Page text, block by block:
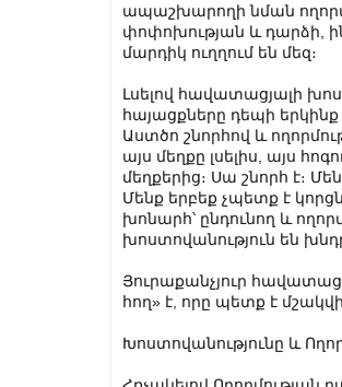
ապաշխարողի նման
փոփոխության և դարձի,
մարդիկ ուղղում են մեզ։
Լսելով հավատացյալի
հայացքները դեպի
Աստծո շնորհով և
այս մեղքը լսելիս, այս
մեղքերից։ Սա շնորհ է։
Մենք երբեք չպետք է
խոնարհ՝ ընդունող և
խոստովանություն են
Յուրաքանչյուր
հող» է, որը պետք է
Խոստովանությունը և